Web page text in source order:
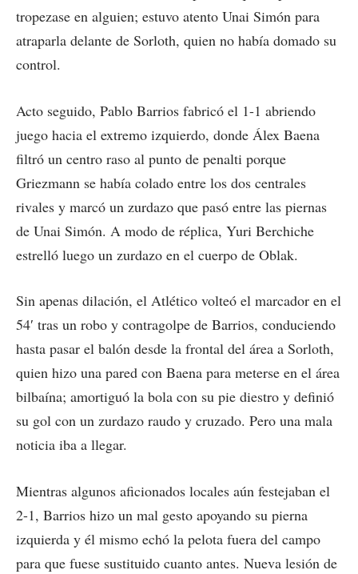
tropezase en alguien; estuvo atento Unai Simón para
atraparla delante de Sorloth, quien no había domado su
control.
Acto seguido, Pablo Barrios fabricó el 1-1 abriendo
juego hacia el extremo izquierdo, donde Álex Baena
filtró un centro raso al punto de penalti porque
Griezmann se había colado entre los dos centrales
rivales y marcó un zurdazo que pasó entre las piernas
de Unai Simón. A modo de réplica, Yuri Berchiche
estrelló luego un zurdazo en el cuerpo de Oblak.
Sin apenas dilación, el Atlético volteó el marcador en el
54′ tras un robo y contragolpe de Barrios, conduciendo
hasta pasar el balón desde la frontal del área a Sorloth,
quien hizo una pared con Baena para meterse en el área
bilbaína; amortiguó la bola con su pie diestro y definió
su gol con un zurdazo raudo y cruzado. Pero una mala
noticia iba a llegar.
Mientras algunos aficionados locales aún festejaban el
2-1, Barrios hizo un mal gesto apoyando su pierna
izquierda y él mismo echó la pelota fuera del campo
para que fuese sustituido cuanto antes. Nueva lesión de